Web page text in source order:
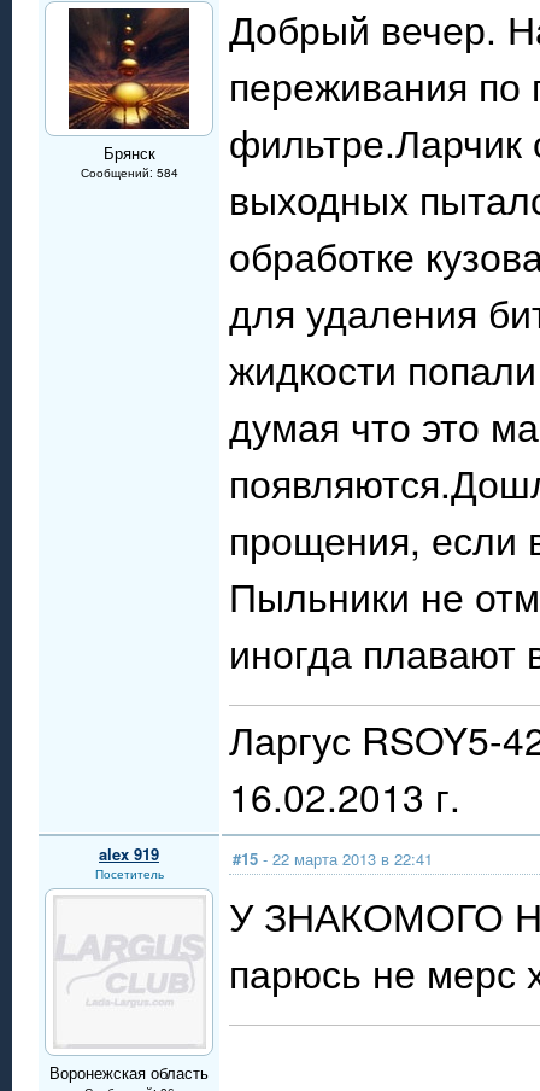
Брянск
Сообщений: 584
Добрый вечер.
переживания
выходных
обработке
для удаления
жидкости
думая что это
прощения, если
Пыльники не
иногда плавают
Ларгус RSOY5-
16.02.2013 г.
alex 919
Посетитель
Воронежская область
#15 - 22 марта 2013 в 22:41
У ЗНАКОМОГО
парюсь не мерс